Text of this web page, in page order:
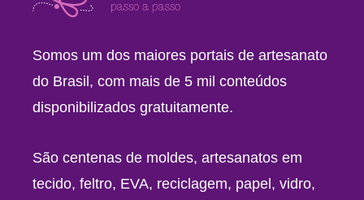
Somos um dos maiores portais de artesanato
do Brasil, com mais de 5 mil conteúdos
disponibilizados gratuitamente.
São centenas de moldes, artesanatos em
tecido, feltro, EVA, reciclagem, papel, vidro,